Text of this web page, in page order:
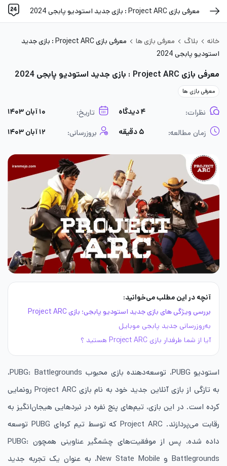
معرفی بازی Project ARC : بازی جدید استودیو پابجی 2024
خانه بلاگ معرفی بازی ها
معرفی بازی Project ARC : بازی جدید
استودیو پابجی 2024
معرفی بازی Project ARC : بازی جدید استودیو پابجی 2024
معرفی بازی ها
نظرات: ۴ دیدگاه تاریخ: ۱۰ آبان ۱۴۰۳
زمان مطالعه: ۵ دقیقه بروزرسانی: ۱۲ آبان ۱۴۰۳
آنچه در این مطلب می‌خوانید:
بررسی ویژگی های بازی جدید استودیو پابجی؛ بازی Project ARC
به‌روزرسانی جدید پابجی موبایل
آیا از شما طرفدار بازی Project ARC هستید ؟
استودیو PUBG، توسعه‌دهنده بازی محبوب PUBG: Battlegrounds،
به تازگی از بازی آنلاین جدید خود به نام بازی Project ARC رونمایی
کرده است. در این بازی، تیم‌های پنج نفره در نبردهایی هیجان‌انگیز به
رقابت می‌پردازند. Project ARC که توسط تیم کره‌ای PUBG توسعه
داده شده، پس از موفقیت‌های چشمگیر عناوینی همچون PUBG:
Battlegrounds و New State Mobile، به عنوان یک تجربه جدید